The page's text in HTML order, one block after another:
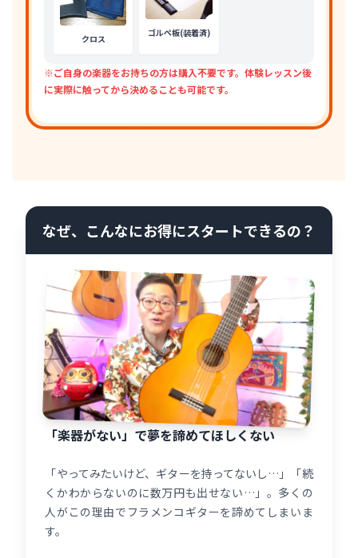
クロス
ゴルペ板(装着済)
※ご自身の楽器をお持ちの方は購入不要です。体験レッスン後
に実際に触ってから決めることも可能です。
なぜ、こんなにお得にスタートできるの？
「楽器がない」で夢を諦めてほしくない
「やってみたいけど、ギターを持ってないし…」「続
くかわからないのに数万円も出せない…」。多くの
人がこの理由でフラメンコギターを諦めてしまいま
す。